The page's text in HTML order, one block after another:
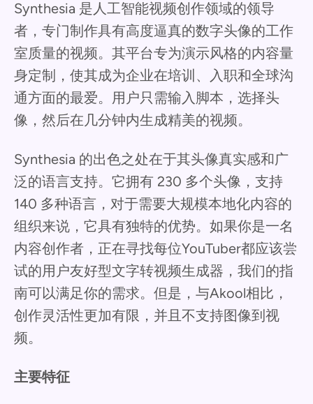
Synthesia 是人工智能视频创作领域的领导
者，专门制作具有高度逼真的数字头像的工作
室质量的视频。其平台专为演示风格的内容量
身定制，使其成为企业在培训、入职和全球沟
通方面的最爱。用户只需输入脚本，选择头
像，然后在几分钟内生成精美的视频。
Synthesia 的出色之处在于其头像真实感和广
泛的语言支持。它拥有 230 多个头像，支持
140 多种语言，对于需要大规模本地化内容的
组织来说，它具有独特的优势。如果你是一名
内容创作者，正在寻找每位YouTuber都应该尝
试的用户友好型文字转视频生成器，我们的指
南可以满足你的需求。但是，与Akool相比，
创作灵活性更加有限，并且不支持图像到视
频。
主要特征